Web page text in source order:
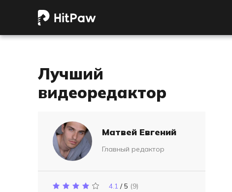
Лучший
видеоредактор
Матвей Евгений
Главный редактор
4.1 / 5 (9)